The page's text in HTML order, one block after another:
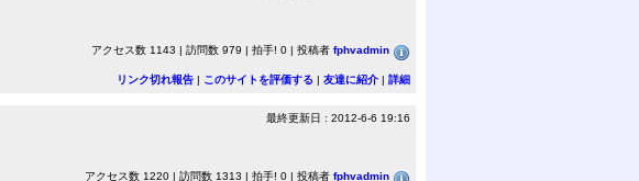
アクセス数 1143 | 訪問数 979 | 拍手! 0 | 投稿者 fphvadmin
リンク切れ報告 | このサイトを評価する | 友達に紹介 | 詳細
最終更新日 : 2012-6-6 19:16
アクセス数 1220 | 訪問数 1313 | 拍手! 0 | 投稿者 fphvadmin